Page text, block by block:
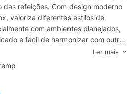
refeições. Com design moderno
valoriza diferentes estilos de
com ambientes planejados,
e fácil de harmonizar com outros
coifa Brastemp é indicada para
melhor cobertura da área
mais eficiente das impurezas no
Ler mais